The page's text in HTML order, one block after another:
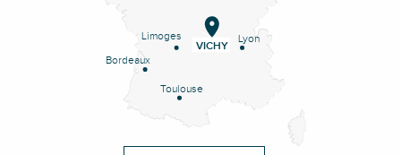
Lyon
Limoges
Bordeaux
Toulouse
VICHY